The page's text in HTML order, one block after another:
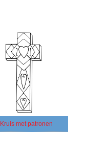
Kruis met patronen